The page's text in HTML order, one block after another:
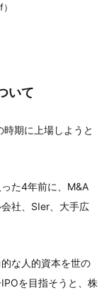
いて
期に上場しようと
った4年前に、M&A
社、SIer、大手広
な人的資本を世の
を目指そうと、株